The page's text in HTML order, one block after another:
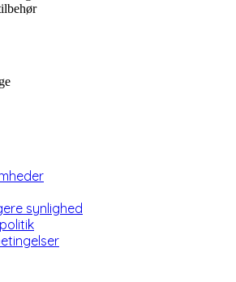
synlighed